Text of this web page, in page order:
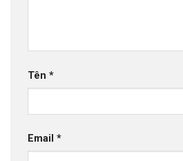
Tên *
Email *